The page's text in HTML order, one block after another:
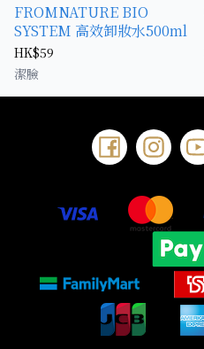
FROMNATURE BIO
SYSTEM 高效卸妝水500ml
HK$59
潔臉